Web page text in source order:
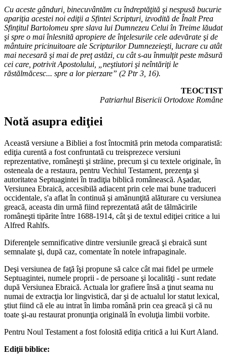
Cu aceste gânduri, binecuvântăm cu îndreptăţită şi nespusă bucurie
apariţia acestei noi ediţii a Sfintei Scripturi, izvodită de Înalt Prea
Sfinţitul Bartolomeu spre slava lui Dumnezeu Celui în Treime lăudat
şi spre o mai înlesnită apropiere de înţelesurile cele adevărate şi de
mântuire pricinuitoare ale Scripturilor Dumnezeieşti, lucrare cu atât
mai necesară şi mai de preţ astăzi, cu cât s-au înmulţit peste măsură
cei care, potrivit Apostolului, „neştiutori şi neîntăriţi le
răstălmăcesc... spre a lor pierzare” (2 Ptr 3, 16).
TEOCTIST
Patriarhul Bisericii Ortodoxe Române
Notă asupra ediţiei
Această versiune a Bibliei a fost întocmită prin metoda comparatistă:
ediţia curentă a fost confruntată cu treisprezece versiuni
reprezentative, româneşti şi străine, precum şi cu textele originale, în
osteneala de a restaura, pentru Vechiul Testament, prezenţa şi
autoritatea Septuagintei în tradiţia biblică românească. Aşadar,
Versiunea Ebraică, accesibilă adiacent prin cele mai bune traduceri
occidentale, s'a aflat în continuă şi amănunţită alăturare cu versiunea
greacă, aceasta din urmă fiind reprezentată atât de tălmăcirile
româneşti tipărite între 1688-1914, cât şi de textul ediţiei critice a lui
Alfred Rahlfs.
Diferenţele semnificative dintre versiunile greacă şi ebraică sunt
semnalate şi, după caz, comentate în notele infrapaginale.
Deşi versiunea de faţă îşi propune să calce cât mai fidel pe urmele
Septuagintei, numele proprii - de persoane şi localităţi - sunt redate
după Versiunea Ebraică. Actuala lor grafiere însă a ţinut seama nu
numai de extracţia lor lingvistică, dar şi de actualul lor statut lexical,
ştiut fiind că ele au intrat în limba română prin cea greacă şi că nu
toate şi-au restaurat pronunţia originală în evoluţia limbii vorbite.
Pentru Noul Testament a fost folosită ediţia critică a lui Kurt Aland.
Ediţii biblice: